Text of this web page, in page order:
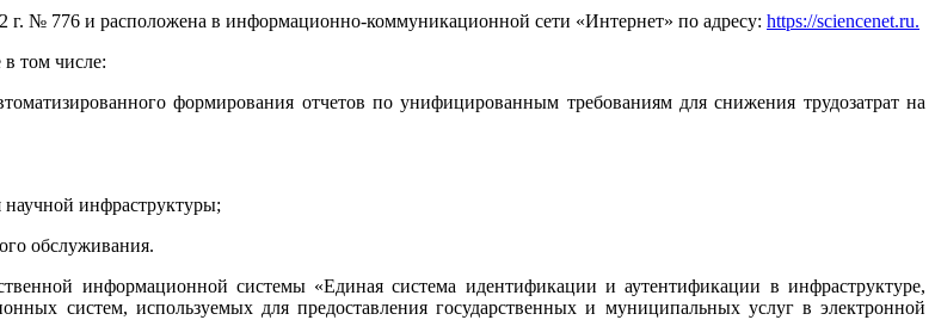
№ 776 и расположена в информационно-коммуникационной сети «Интернет» по адресу: https://sciencenet.ru.
том числе:
формирования отчетов по унифицированным требованиям для снижения трудозатрат на
научной инфраструктуры;
обслуживания.
информационной системы «Единая система идентификации и аутентификации в инфраструктуре,
систем, используемых для предоставления государственных и муниципальных услуг в электронной